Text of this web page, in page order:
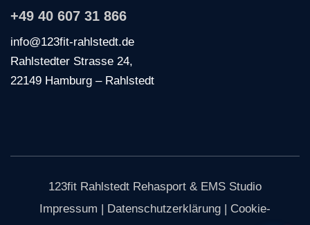
+49 40 607 31 866
info@123fit-rahlstedt.de
Rahlstedter Strasse 24,
22149 Hamburg – Rahlstedt
123fit Rahlstedt Rehasport & EMS Studio
Impressum
Datenschutzerklärung
Cookie-